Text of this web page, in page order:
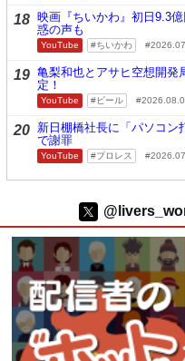
18 映画『ちいかわ』初日9.3
惑の声も
YouTube ちいかわ
19 亀梨和也とアサヒ空想開発
定！
YouTube ビール
20 新日棚橋社長に「パソコン
で謝罪
YouTube プロレス